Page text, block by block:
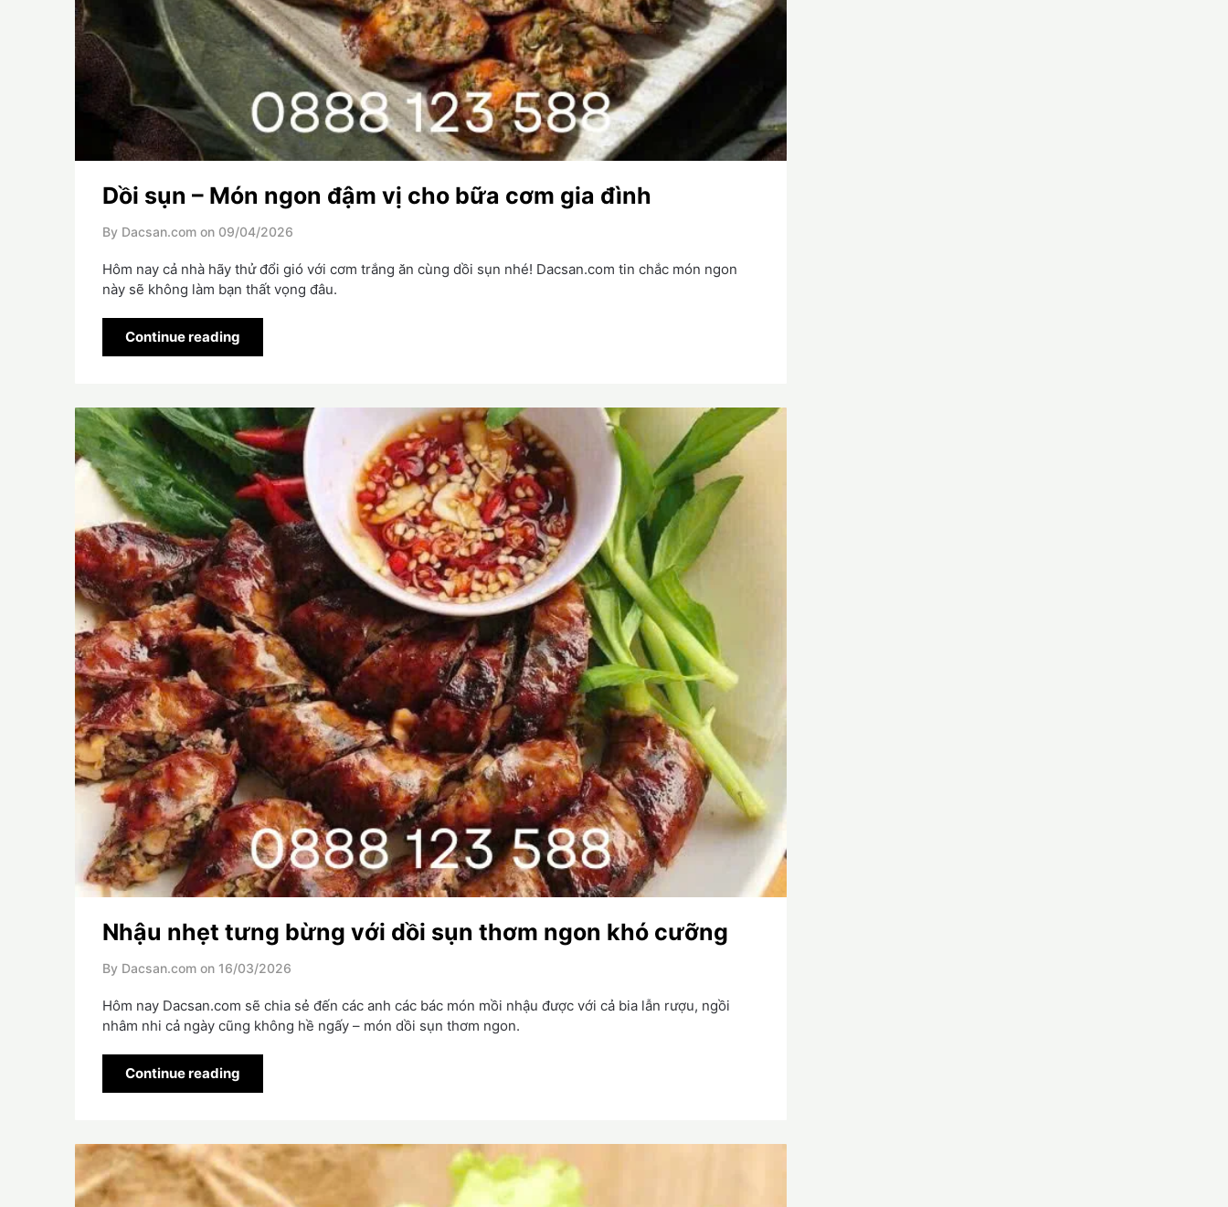
Dồi sụn – Món ngon đậm vị cho bữa cơm gia đình
By Dacsan.com on 09/04/2026
Hôm nay cả nhà hãy thử đổi gió với cơm trắng ăn cùng dồi sụn nhé! Dacsan.com tin chắc món ngon
này sẽ không làm bạn thất vọng đâu.
Continue reading
Nhậu nhẹt tưng bừng với dồi sụn thơm ngon khó cưỡng
By Dacsan.com on 16/03/2026
Hôm nay Dacsan.com sẽ chia sẻ đến các anh các bác món mồi nhậu được với cả bia lẫn rượu, ngồi
nhâm nhi cả ngày cũng không hề ngấy – món dồi sụn thơm ngon.
Continue reading